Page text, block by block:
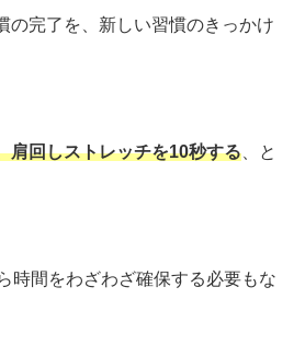
の完了を、新しい習慣のきっかけ
肩回しストレッチを10秒する 、と
時間をわざわざ確保する必要もな